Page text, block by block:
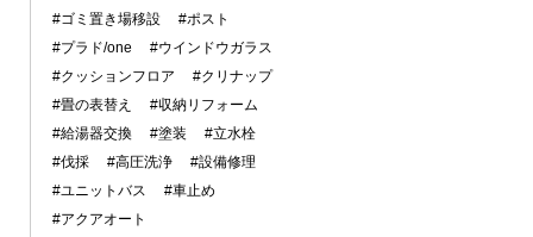
#ゴミ置き場移設
#ポスト
#プラド/one
#ウインドウガラス
#クッションフロア
#クリナップ
#畳の表替え
#収納リフォーム
#給湯器交換
#塗装
#立水栓
#伐採
#高圧洗浄
#設備修理
#ユニットバス
#車止め
#アクアオート